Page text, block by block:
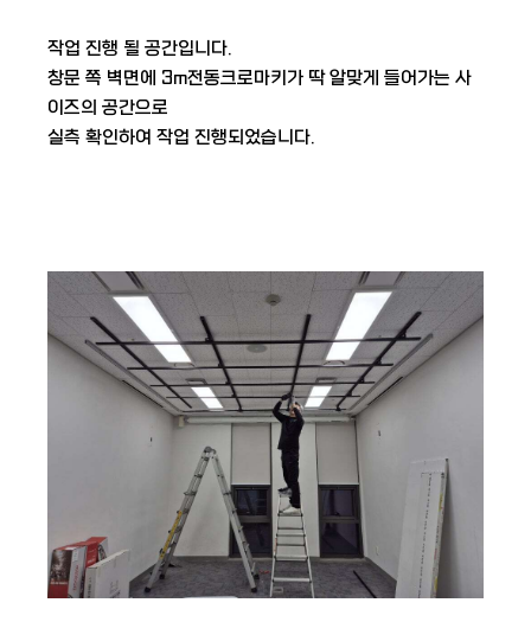
작업 진행 될 공간입니다.
창문 쪽 벽면에 3m전동크로마키가 딱 알맞게 들어가는 사
이즈의 공간으로
실측 확인하여 작업 진행되었습니다.